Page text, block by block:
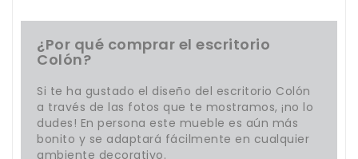
¿Por qué comprar el escritorio
Colón?
Si te ha gustado el diseño del escritorio Colón
a través de las fotos que te mostramos, ¡no lo
dudes! En persona este mueble es aún más
bonito y se adaptará fácilmente en cualquier
ambiente decorativo.